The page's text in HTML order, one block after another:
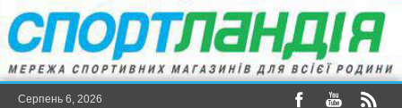
Серпень 6, 2026